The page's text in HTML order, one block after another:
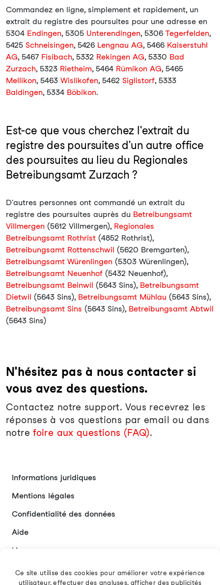
Commandez en ligne, simplement et rapidement, un
extrait du registre des poursuites pour une adresse en
5304 Endingen, 5305 Unterendingen, 5306 Tegerfelden,
5425 Schneisingen, 5426 Lengnau AG, 5466 Kaiserstuhl
AG, 5467 Fisibach, 5332 Rekingen AG, 5330 Bad
Zurzach, 5323 Rietheim, 5464 Rümikon AG, 5465
Mellikon, 5463 Wislikofen, 5462 Siglistorf, 5333
Baldingen, 5334 Böbikon.
Est-ce que vous cherchez l'extrait du
registre des poursuites d'un autre office
des poursuites au lieu du Regionales
Betreibungsamt Zurzach ?
D'autres personnes ont commandé un extrait du
registre des poursuites auprès du Betreibungsamt
Villmergen (5612 Villmergen), Regionales
Betreibungsamt Rothrist (4852 Rothrist),
Betreibungsamt Rottenschwil (5620 Bremgarten),
Betreibungsamt Würenlingen (5303 Würenlingen),
Betreibungsamt Neuenhof (5432 Neuenhof),
Betreibungsamt Beinwil (5643 Sins), Betreibungsamt
Dietwil (5643 Sins), Betreibungsamt Mühlau (5643 Sins),
Betreibungsamt Sins (5643 Sins), Betreibungsamt Abtwil
(5643 Sins)
N'hésitez pas à nous contacter si
vous avez des questions.
Contactez notre support. Vous recevrez les
réponses à vos questions par email ou dans
notrefoire aux questions (FAQ).
Informations juridiques
Mentions légales
Confidentialité des données
Aide
Liens
Contact
Ce site utilise des cookies pour améliorer votre expérience
utilisateur, effectuer des analyses, afficher des publicités